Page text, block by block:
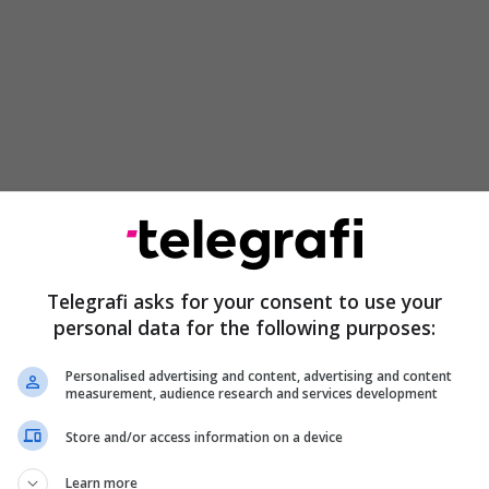
ka siguruar Dosjen e Prokurorisë, në të cilën në
se ekziston dyshimi i bazuar se të dyshuarit në
nga fillimi i vitit 2020 e deri më 23 shtator 2025
tjera, me dashje dhe me dijeni të qëllimit dhe
të grupit kriminal të organizuar dhe
të kryer një apo më shumë vepra penale të
Telegrafi asks for your consent to use your
personal data for the following purposes:
Personalised advertising and content, advertising and content
measurement, audience research and services development
Store and/or access information on a device
Learn more